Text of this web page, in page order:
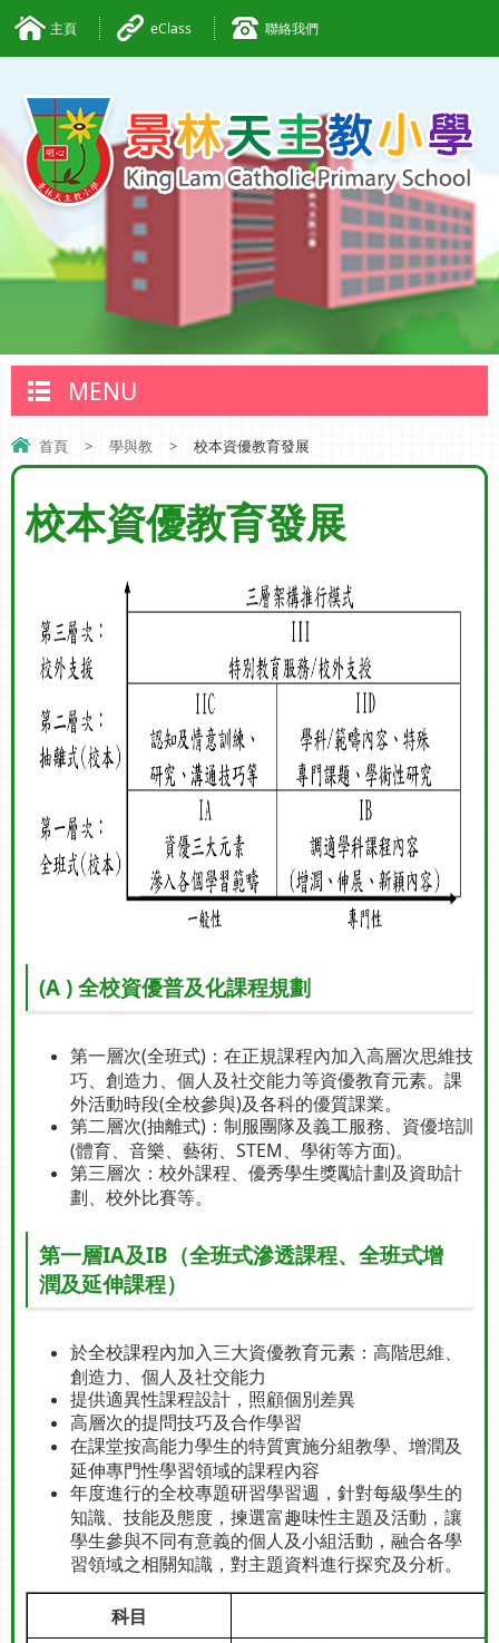
主頁 eClass 聯絡我們
MENU
首頁 > 學與教 > 校本資優教育發展
校本資優教育發展
(A ) 全校資優普及化課程規劃
第一層次(全班式)：在正規課程內加入高層次思維技
巧、創造力、個人及社交能力等資優教育元素。課
外活動時段(全校參與)及各科的優質課業。
第二層次(抽離式)：制服團隊及義工服務、資優培訓
(體育、音樂、藝術、STEM、學術等方面)。
第三層次：校外課程、優秀學生獎勵計劃及資助計
劃、校外比賽等。
第一層IA及IB（全班式滲透課程、全班式增
潤及延伸課程）
於全校課程內加入三大資優教育元素：高階思維、
創造力、個人及社交能力
提供適異性課程設計，照顧個別差異
高層次的提問技巧及合作學習
在課堂按高能力學生的特質實施分組教學、增潤及
延伸專門性學習領域的課程內容
年度進行的全校專題研習學習週，針對每級學生的
知識、技能及態度，揀選富趣味性主題及活動，讓
學生參與不同有意義的個人及小組活動，融合各學
習領域之相關知識，對主題資料進行探究及分析。
科目